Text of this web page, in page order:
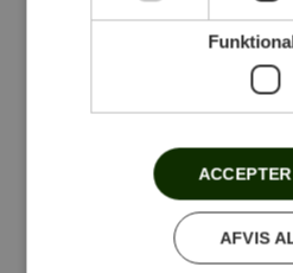
Du skal give dit
marketing cookies
Klik her for at
AFVIS